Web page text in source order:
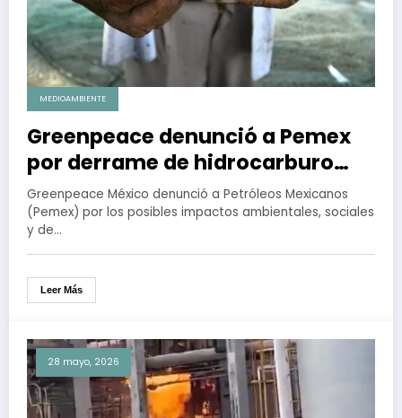
MEDIOAMBIENTE
Greenpeace denunció a Pemex
por derrame de hidrocarburo
que afectó comunidades y
ecosistemas del Golfo de México
Greenpeace México denunció a Petróleos Mexicanos
(Pemex) por los posibles impactos ambientales, sociales
y de…
Leer Más
28 mayo, 2026